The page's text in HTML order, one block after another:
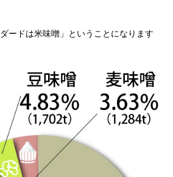
ードは米味噌」ということになります